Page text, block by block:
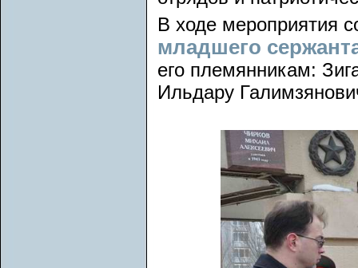
В ходе мероприятия
младшего
его племянникам:
Ильдару